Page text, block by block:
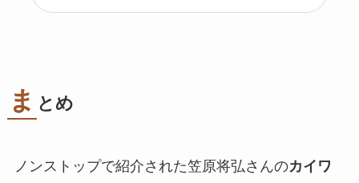
ま とめ
ノンストップで紹介された笠原将弘さんのカイワ